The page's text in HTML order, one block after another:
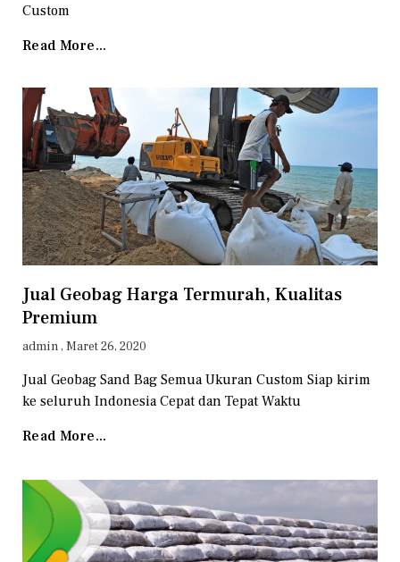
Custom
Read More...
Jual Geobag Harga Termurah, Kualitas
Premium
admin Maret 26, 2020
Jual Geobag Sand Bag Semua Ukuran Custom Siap kirim
ke seluruh Indonesia Cepat dan Tepat Waktu
Read More...